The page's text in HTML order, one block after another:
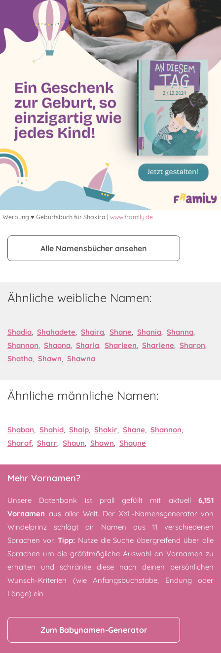
Werbung ♥ Geburtsbuch für Shakira | www.framily.de
Alle Namensbücher ansehen
Ähnliche weibliche Namen:
Shadia, Shahadete, Shaira, Shane, Shania, Shanna,
Shannon, Shaona, Sharla, Sharleen, Sharlene, Sharon,
Shatha, Shawn, Shawna
Ähnliche männliche Namen:
Shaban, Shahid, Shaip, Shakir, Shane, Shannon,
Sharaf, Sharr, Shaun, Shawn, Shayne
Mehr Vornamen?
Unsere Datenbank ist prall gefüllt mit aktuell 6,151
Vornamen aus aller Welt. Der XXL-Namensgenerator von
Windelprinz schlägt dir Namen aus 11 verschiedenen
Sprachen vor. Tipp: Nutze die Suche übergreifend über alle
Sprachen um die größtmögliche Auswahl an Vornamen zu
erhalten und schränke diese nach deinen persönlichen
Wunsch-Kriterien (wie Anfangsbuchstabe, Endung oder
Länge) ein.
Zum Babynamen-Generator